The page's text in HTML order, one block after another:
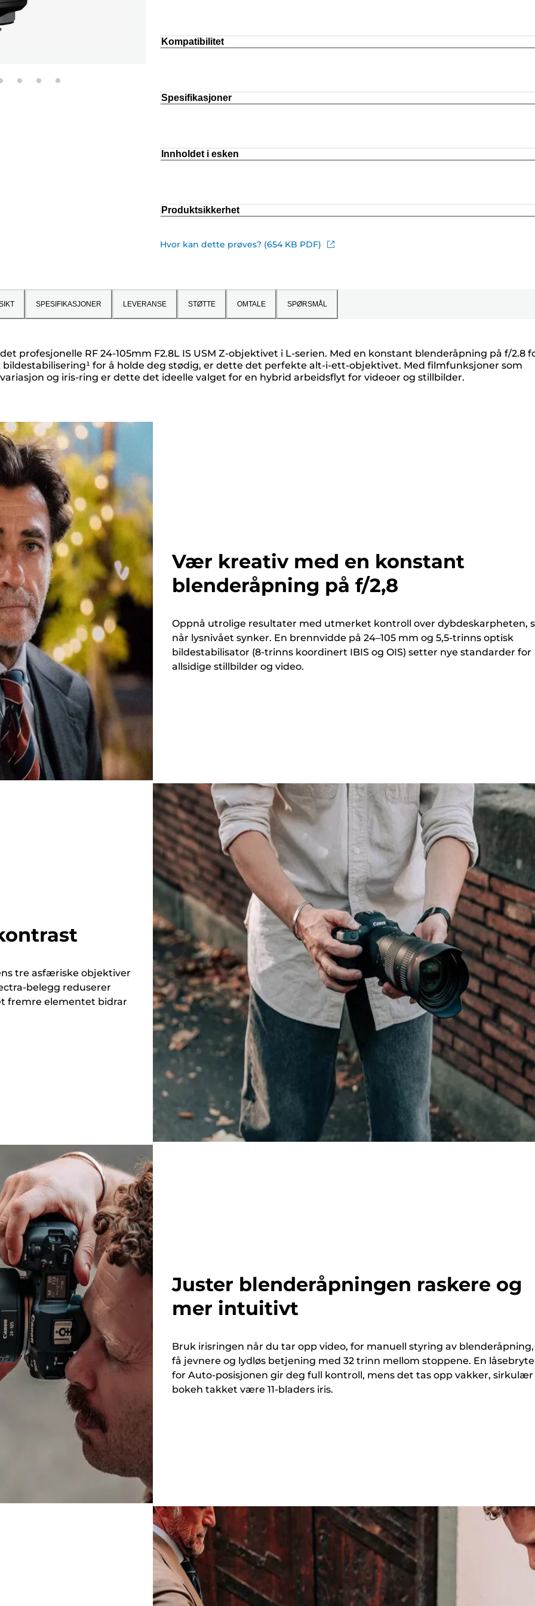
Kompatibilitet
Spesifikasjoner
Innholdet i esken
Produktsikkerhet
Hvor kan dette prøves? (654 KB PDF)
SPESIFIKASJONER LEVERANSE STØTTE OMTALE SPØRSMÅL
profesjonelle RF 24-105mm F2.8L IS USM Z-objektivet i L-serien. Med en konstant blenderåpning på f/2.8
for å holde deg stødig, er dette det perfekte alt-i-ett-objektivet. Med filmfunksjoner som
og iris-ring er dette det ideelle valget for en hybrid arbeidsflyt for videoer og stillbilder.
Vær kreativ med en konstant
blenderåpning på f/2,8
Oppnå utrolige resultater med utmerket kontroll over dybdeskarpheten,
når lysnivået synker. En brennvidde på 24–105 mm og 5,5-trinns optisk
bildestabilisator (8-trinns koordinert IBIS og OIS) setter nye standarder for
allsidige stillbilder og video.
tre asfæriske objektiver
belegg reduserer
fremre elementet bidrar
Juster blenderåpningen raskere og
mer intuitivt
Bruk irisringen når du tar opp video, for manuell styring av
få jevnere og lydløs betjening med 32 trinn mellom stoppene. En
for Auto-posisjonen gir deg full kontroll, mens det tas opp vakker, sirkulær
bokeh takket være 11-bladers iris.